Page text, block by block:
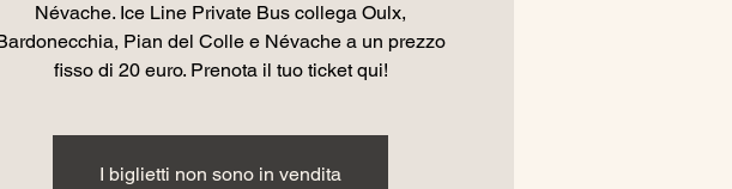
Névache. Ice Line Private Bus collega Oulx,
Pian del Colle e Névache a un prezzo
fisso di 20 euro. Prenota il tuo ticket qui!
I biglietti non sono in vendita